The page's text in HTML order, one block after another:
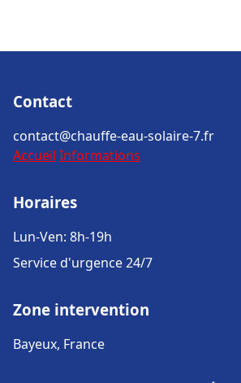
Contact
contact@chauffe-eau-solaire-7.fr
Accueil Informations
Horaires
Lun-Ven: 8h-19h
Service d'urgence 24/7
Zone intervention
Bayeux, France